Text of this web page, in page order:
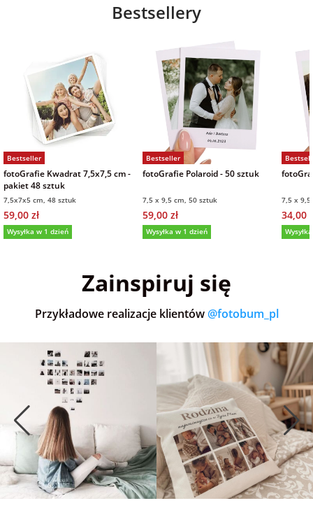
Bestsellery
Bestseller
fotoGrafie Kwadrat 7,5x7,5 cm -
pakiet 48 sztuk
7,5x7x5 cm, 48 sztuk
59,00 zł
Wysyłka w 1 dzień
Bestseller
fotoGrafie Polaroid - 50 sztuk
7,5 x 9,5 cm, 50 sztuk
59,00 zł
Wysyłka w 1 dzień
7,5 x
34,00
Zainspiruj się
Przykładowe realizacje klientów @fotobum_pl